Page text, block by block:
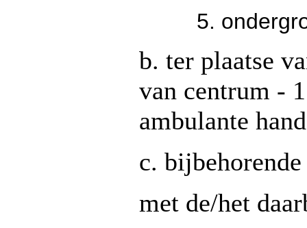
b. ter plaatse
van centrum -
ambulante
c.
met de/het